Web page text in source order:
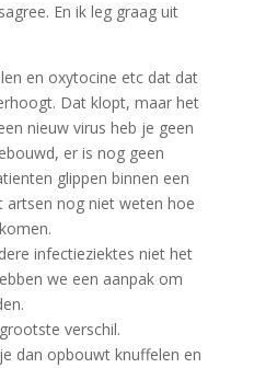
En ik leg graag uit
en oxytocine etc dat dat
Dat klopt, maar het
nieuw virus heb je geen
er is nog geen
glippen binnen een
artsen nog niet weten hoe
infectieziektes niet het
we een aanpak om
verschil.
dan opbouwt knuffelen en